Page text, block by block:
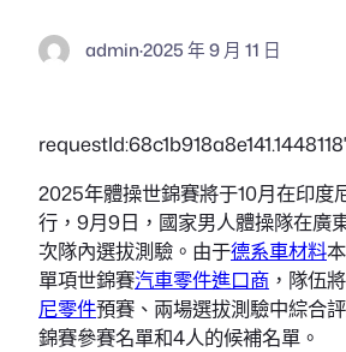
admin·2025 年 9 月 11 日
2025年體操世錦賽將于10月在印度
行，9月9日，國家男人體操隊在廣
次隊內選拔測驗。由于德系車材料
單項世錦賽汽車零件進口商 ，隊伍
尼零件預賽、兩場選拔測驗中綜合
錦賽參賽名單和4人的候補名單。